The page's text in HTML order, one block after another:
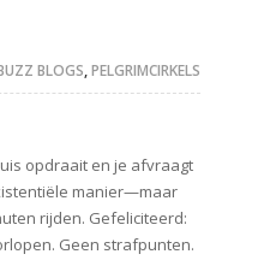
BLOGS,PELGRIMCIRKELS
opdraait en je afvraagt
manier—maar
rijden. Gefeliciteerd:
Geen strafpunten.